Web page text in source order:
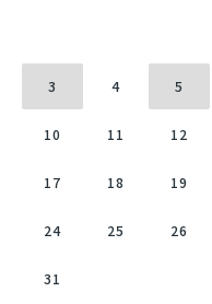
3 4 5
10 11 12
17 18 19
24 25 26
31